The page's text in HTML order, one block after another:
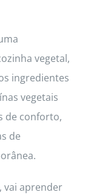
vegetal,
ingredientes
vegetais
de conforto,
de
vai aprender